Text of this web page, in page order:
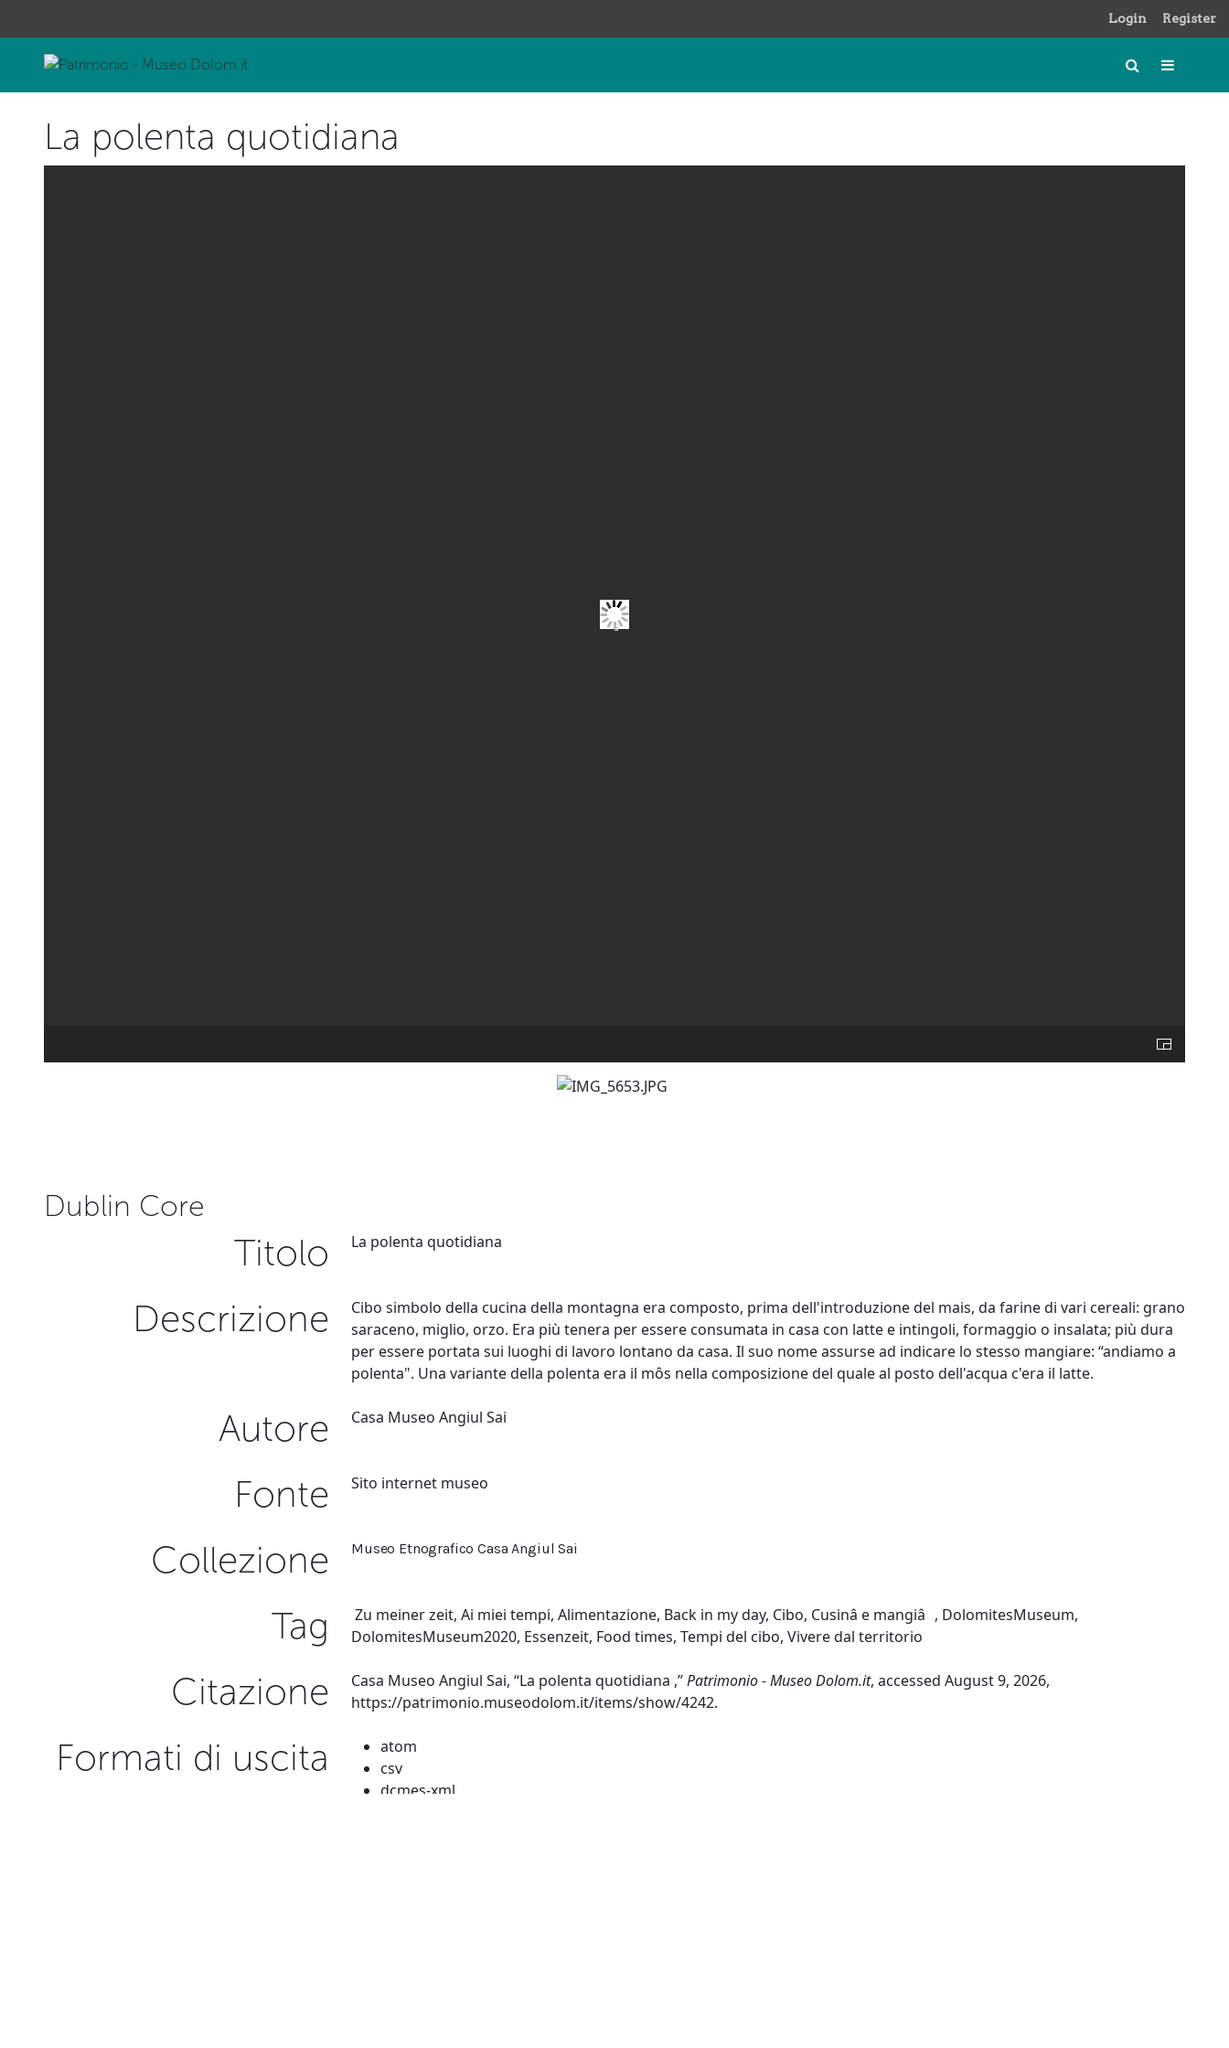
Login Register
La polenta quotidiana
Dublin Core
Titolo La polenta quotidiana
Descrizione
Cibo simbolo della cucina della montagna era composto, prima dell'introduzione del mais, da farine di vari cereali: grano
saraceno, miglio, orzo. Era più tenera per essere consumata in casa con latte e intingoli, formaggio o insalata; più dura
per essere portata sui luoghi di lavoro lontano da casa. Il suo nome assurse ad indicare lo stesso mangiare: “andiamo a
polenta". Una variante della polenta era il môs nella composizione del quale al posto dell'acqua c'era il latte.
Autore Casa Museo Angiul Sai
Fonte Sito internet museo
Collezione Museo Etnografico Casa Angiul Sai
Tag Zu meiner zeit, Ai miei tempi, Alimentazione, Back in my day, Cibo, Cusinâ e mangiâ , DolomitesMuseum,
DolomitesMuseum2020, Essenzeit, Food times, Tempi del cibo, Vivere dal territorio
Citazione Casa Museo Angiul Sai, “La polenta quotidiana ,”Patrimonio - Museo Dolom.it, accessed August 9, 2026,
https://patrimonio.museodolom.it/items/show/4242.
Formati di uscita
atom
csv
dcmes-xml